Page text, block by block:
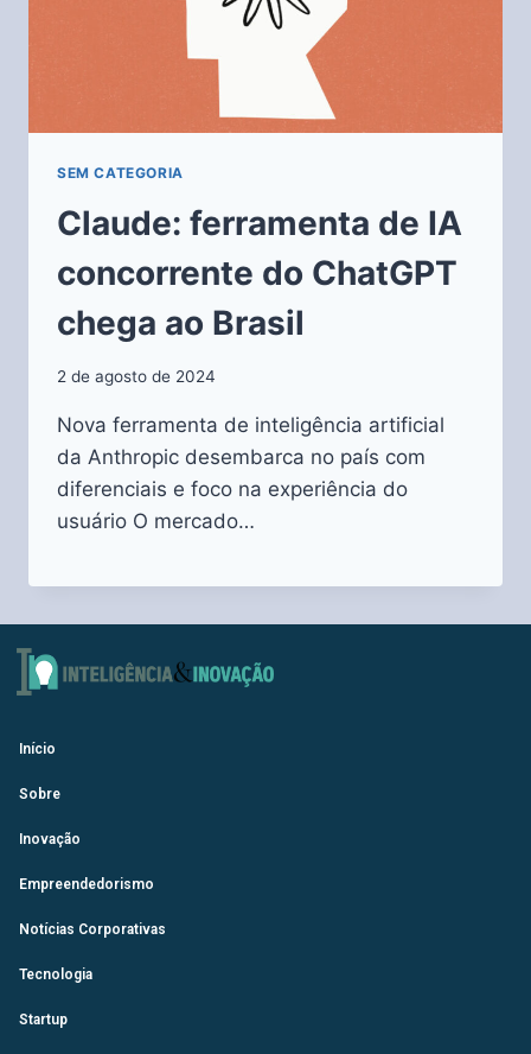
SEM CATEGORIA
Claude: ferramenta de IA
concorrente do ChatGPT
chega ao Brasil
2 de agosto de 2024
Nova ferramenta de inteligência artificial
da Anthropic desembarca no país com
diferenciais e foco na experiência do
usuário O mercado…
Início
Sobre
Inovação
Empreendedorismo
Notícias Corporativas
Tecnologia
Startup